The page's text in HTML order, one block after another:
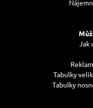
Jak
Tabulky
Tabulky